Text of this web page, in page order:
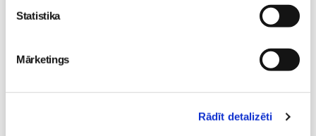
Statistika
Mārketings
Rādīt detalizēti
Topošo un jauno māmiņu lutināšanas programma ar
skaistumkopšanas speciālisti Ivetu Liberti
Izpārdots